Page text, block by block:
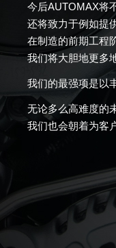
今后AUTOMAX将
还将致力于例如提
在制造的前期工程
我们将大胆地更多
我们的最强项是以
无论多么高难度的
我们也会朝着为客